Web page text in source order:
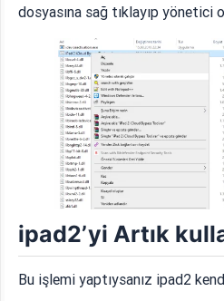
dosyasına sağ tıklayıp yönetici
ipad2’yi Artık
Bu işlemi yaptıysanız ipad2